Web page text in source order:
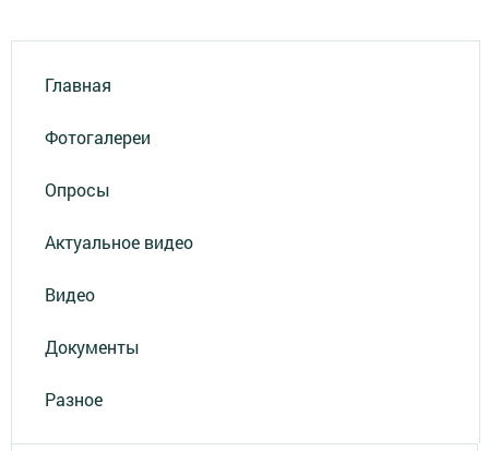
Главная
Фотогалереи
Опросы
Актуальное видео
Видео
Документы
Разное